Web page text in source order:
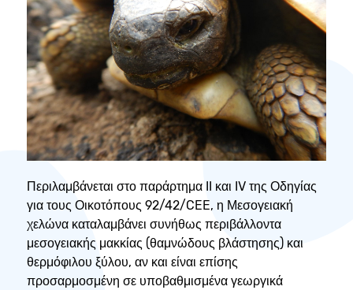
Περιλαμβάνεται στο παράρτημα II και IV της Οδηγίας
για τους Οικοτόπους 92/42/CEE, η Μεσογειακή
χελώνα καταλαμβάνει συνήθως περιβάλλοντα
μεσογειακής μακκίας (θαμνώδους βλάστησης) και
θερμόφιλου ξύλου, αν και είναι επίσης
προσαρμοσμένη σε υποβαθμισμένα γεωργικά